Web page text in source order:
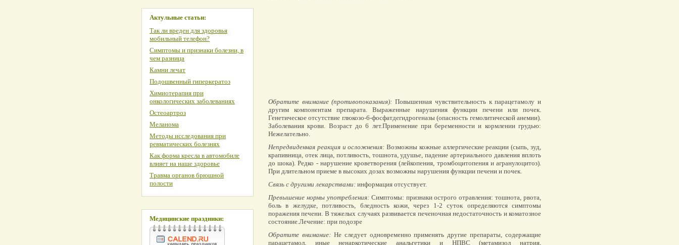
Обратите внимание (противопоказания): Повышенная чувствительность к парацетамолу и
другим компонентам препарата. Выраженные нарушения функции печени или почек.
Генетическое отсутствие глюкозо-6-фосфатдегидрогеназы (опасность гемолитической анемии).
Заболевания крови. Возраст до 6 лет.Применение при беременности и кормлении грудью:
Нежелательно.
Непредвиденная реакция и осложнения: Возможны кожные аллергические реакции (сыпь, зуд,
крапивница, отек лица, потливость, тошнота, удушье, падение артериального давления вплоть
до шока). Редко - нарушение кроветворения (лейкопения, тромбоцитопения и агранулоцитоз).
При длительном приеме в высоких дозах возможны нарушения функции печени и почек.
Связь с другими лекарствами: информация отсуствует.
Превышение нормы употребления: Симптомы: признаки острого отравления: тошнота, рвота,
боль в желудке, потливость, бледность кожи, через 1-2 суток определяются симптомы
поражения печени. В тяжелых случаях развивается печеночная недостаточность и коматозное
состояние.Лечение: при подозре
Обратите внимание:Не следует одновременно применять другие препараты, содержащие
парацетамол, иные ненаркотические анальгетики и НПВС (метамизол натрия,
Актульные статьи:
Так ли вреден для здоровья
мобильный телефон?
Симптомы и признаки болезни, в
чем разница
Камни лечат
Подошвенный гиперкератоз
Химиотерапия при
онкологических заболеваниях
Остеоартроз
Меланома
Методы исследования при
ревматических болезнях
Как форма кресла в автомобиле
влияет на наше здоровье
Травма органов брюшной
полости
Медицинские праздники: